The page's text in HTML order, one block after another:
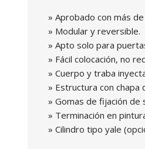
» Aprobado con más
» Modular y reversible.
» Apto solo para
» Fácil colocación, no
» Cuerpo y traba
» Estructura con chapa
» Gomas de fijación de
» Terminación en
» Cilindro tipo yale